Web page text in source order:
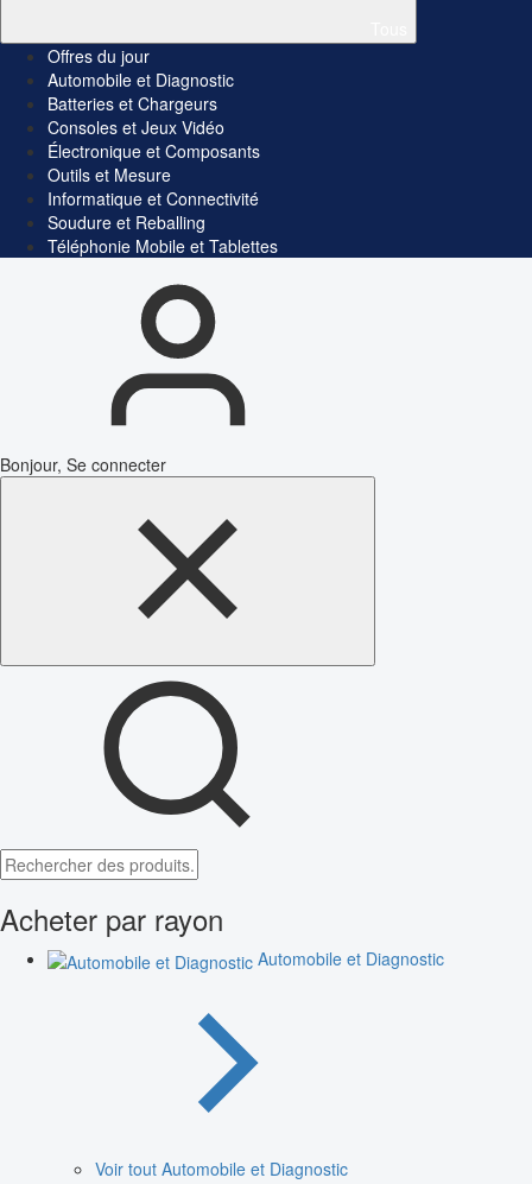
Offres du jour
Automobile et Diagnostic
Batteries et Chargeurs
Consoles et Jeux Vidéo
Électronique et Composants
Outils et Mesure
Informatique et Connectivité
Soudure et Reballing
Téléphonie Mobile et Tablettes
Bonjour, Se connecter
Acheter par rayon
Automobile et Diagnostic
Voir tout Automobile et Diagnostic